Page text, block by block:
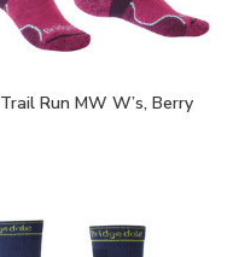
Trail Run MW W’s, Berry